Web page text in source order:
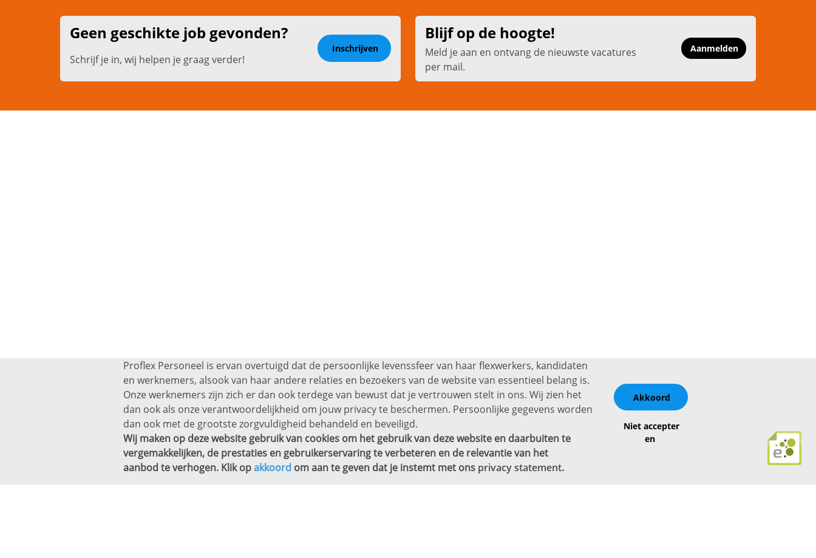
Geen geschikte job gevonden?
Schrijf je in, wij helpen je graag verder!
Inschrijven
Blijf op de hoogte!
Meld je aan en ontvang de nieuwste vacatures
per mail.
Aanmelden
Proflex Personeel is ervan overtuigd dat de persoonlijke levenssfeer van haar flexwerkers, kandidaten
en werknemers, alsook van haar andere relaties en bezoekers van de website van essentieel belang is.
Onze werknemers zijn zich er dan ook terdege van bewust dat je vertrouwen stelt in ons. Wij zien het
dan ook als onze verantwoordelijkheid om jouw privacy te beschermen. Persoonlijke gegevens worden
dan ook met de grootste zorgvuldigheid behandeld en beveiligd.
Wij maken op deze website gebruik van cookies om het gebruik van deze website en daarbuiten te
vergemakkelijken, de prestaties en gebruikerservaring te verbeteren en de relevantie van het
aanbod te verhogen. Klik opakkoord om aan te geven dat je instemt met ons privacy statement.
Akkoord
Niet accepter
en